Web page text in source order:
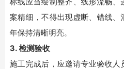
案精细，不得出现虚断、错线、
年保持清晰明亮。
3. 检测验收
施工完成后，应邀请专业验收人